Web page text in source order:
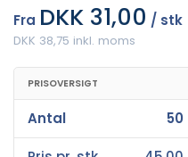
Fra DKK 31,00 / stk
DKK 38,75 inkl. moms
PRISOVERSIGT
Antal 50